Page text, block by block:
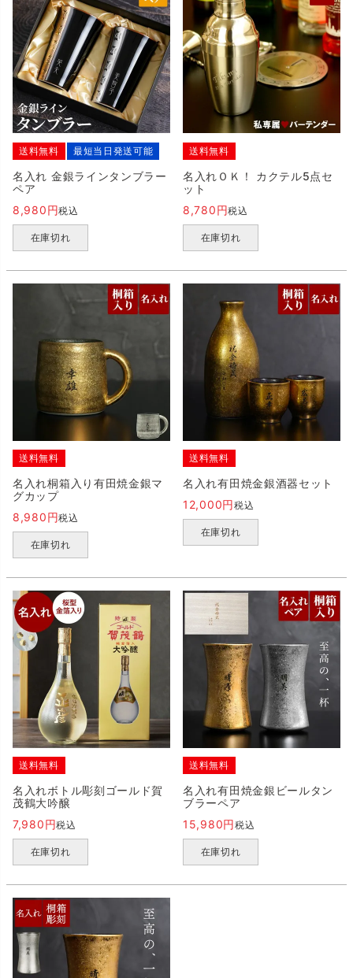
送料無料 最短当日発送可能
名入れ 金銀ラインタンブラー
ペア
8,980
税込
在庫切れ
送料無料
名入れＯＫ！ カクテル5点セ
ット
8,780
税込
在庫切れ
送料無料
名入れ桐箱入り有田焼金銀マ
グカップ
8,980
税込
在庫切れ
送料無料
名入れ有田焼金銀酒器セット
12,000
税込
在庫切れ
送料無料
名入れボトル彫刻ゴールド賀
茂鶴大吟醸
7,980
税込
在庫切れ
送料無料
名入れ有田焼金銀ビールタン
ブラーペア
15,980
税込
在庫切れ